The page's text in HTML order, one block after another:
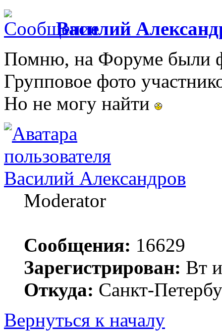
Василий
Помню, на Форуме были
Групповое фото
Но не могу найти
Василий Александров
Moderator
Сообщения: 16629
Зарегистрирован: Вт
Откуда: Санкт-
Вернуться к началу